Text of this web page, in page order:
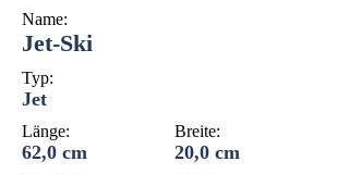
Name:
Jet-Ski
Typ:
Jet
Länge: Breite:
62,0 cm 20,0 cm